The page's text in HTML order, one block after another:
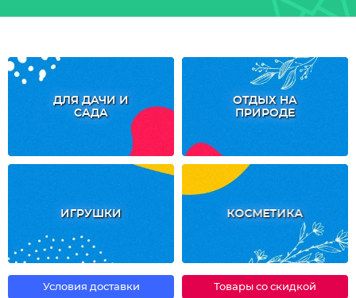
ДЛЯ ДАЧИ И
САДА
ОТДЫХ НА
ПРИРОДЕ
ИГРУШКИ КОСМЕТИКА
Условия доставки Товары со скидкой